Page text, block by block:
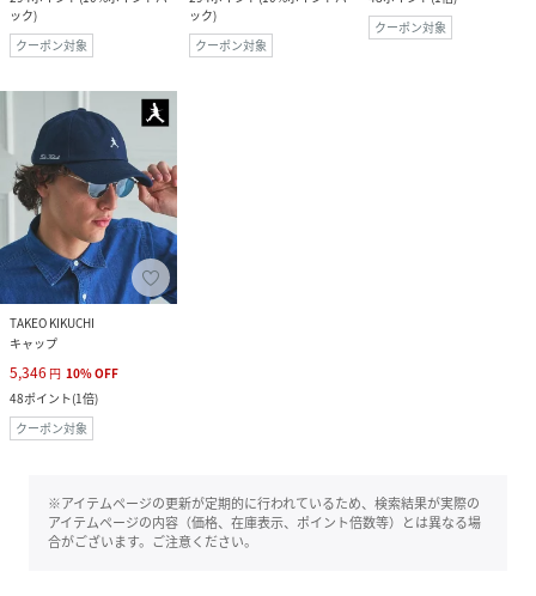
ック)
クーポン対象
ック)
クーポン対象
クーポン対象
TAKEO KIKUCHI
キャップ
5,346 円 10%OFF
48ポイント(1倍)
クーポン対象
※アイテムページの更新が定期的に行われているため、検索結果が実際の
アイテムページの内容（価格、在庫表示、ポイント倍数等）とは異なる場
合がございます。ご注意ください。